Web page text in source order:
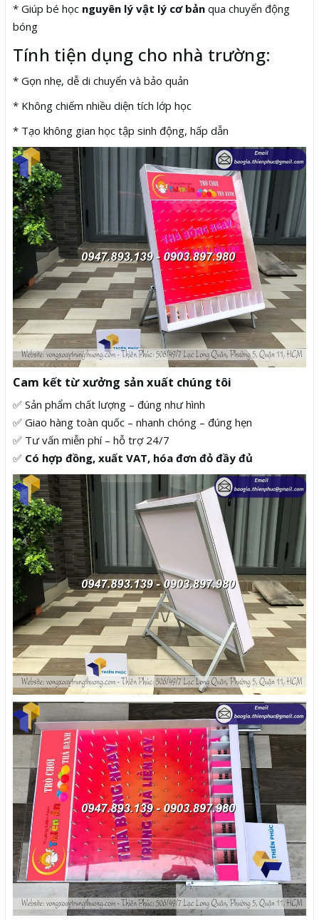
* Giúp bé học nguyên lý vật lý cơ bản qua chuyển động
bóng
Tính tiện dụng cho nhà trường:
* Gọn nhẹ, dễ di chuyển và bảo quản
* Không chiếm nhiều diện tích lớp học
* Tạo không gian học tập sinh động, hấp dẫn
Cam kết từ xưởng sản xuất chúng tôi
✅ Sản phẩm chất lượng – đúng như hình
✅ Giao hàng toàn quốc – nhanh chóng – đúng hẹn
✅ Tư vấn miễn phí – hỗ trợ 24/7
✅ Có hợp đồng, xuất VAT, hóa đơn đỏ đầy đủ